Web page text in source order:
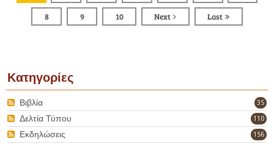
8 9 10 Next Last
Κατηγορίες
35
Βιβλία
110
Δελτία Τύπου
156
Εκδηλώσεις